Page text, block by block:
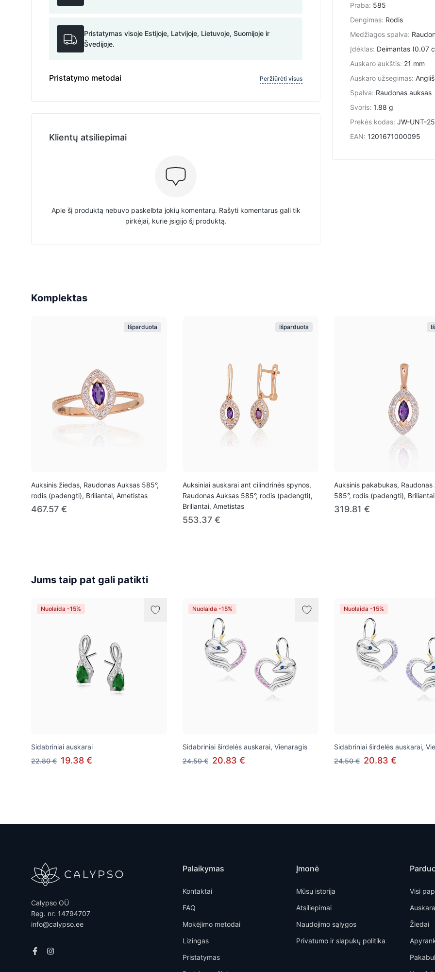
Praba: 585
Dengimas: Rodis
Medžiagos spalva:
Įdėklas: Deimantas (0.07
Auskaro aukštis: 21 mm
Auskaro užsegimas:
Spalva: Raudonas auksas
Svoris: 1.88 g
Prekės kodas: JW-UNT-
EAN: 1201671000095
Pristatymas visoje Estijoje, Latvijoje, Lietuvoje, Suomijoje ir
Švedijoje.
Pristatymo metodai Peržiūrėti visus
Klientų atsiliepimai
Apie šį produktą nebuvo paskelbta jokių komentarų. Rašyti komentarus gali tik
pirkėjai, kurie įsigijo šį produktą.
Komplektas
Išparduota
Auksinis žiedas, Raudonas Auksas 585°,
rodis (padengti), Briliantai, Ametistas
467.57 €
Išparduota
Auksiniai auskarai ant cilindrinės spynos,
Raudonas Auksas 585°, rodis (padengti),
Briliantai, Ametistas
553.37 €
Auksinis pakabukas, Raudonas
585°, rodis (padengti),
319.81 €
Jums taip pat gali patikti
Nuolaida -15%
Sidabriniai auskarai
22.80 € 19.38 €
Nuolaida -15%
Sidabriniai širdelės auskarai, Vienaragis
24.50 € 20.83 €
Nuolaida -15%
Sidabriniai širdelės auskarai,
24.50 € 20.83 €
Calypso OÜ
Reg. nr: 14794707
info@calypso.ee
Palaikymas
Kontaktai
FAQ
Mokėjimo metodai
Lizingas
Pristatymas
Įmonė
Mūsų istorija
Atsiliepimai
Naudojimo sąlygos
Privatumo ir slapukų politika
Visi
Žiedai